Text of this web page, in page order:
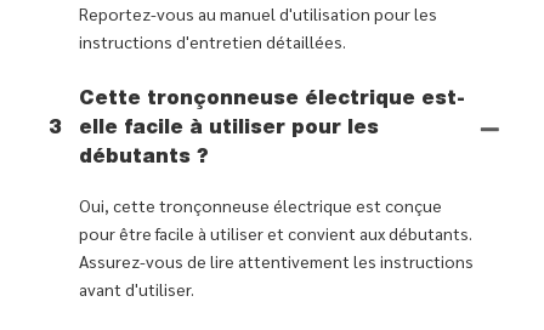
Reportez-vous au manuel d'utilisation pour les
instructions d'entretien détaillées.
3
Cette tronçonneuse électrique est-
elle facile à utiliser pour les
débutants ?
Oui, cette tronçonneuse électrique est conçue
pour être facile à utiliser et convient aux débutants.
Assurez-vous de lire attentivement les instructions
avant d'utiliser.